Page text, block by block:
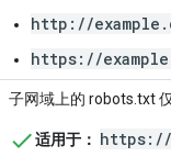
http://
https://
子网域上的 robots.txt
适用于： https://